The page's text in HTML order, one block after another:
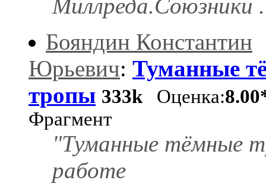
Миллреда.Союзники
Бояндин Константин
Юрьевич: Туманные
тропы 333kОценка:
Фрагмент
"Туманные тёмные
работе